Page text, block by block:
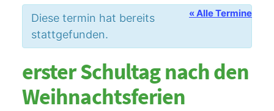
« Alle Termine
Diese termin hat bereits
stattgefunden.
erster Schultag nach den
Weihnachtsferien